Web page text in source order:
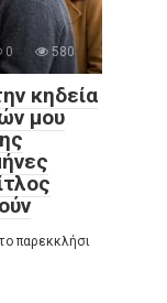
0 580
κηδεία
μου
παρεκκλήσι